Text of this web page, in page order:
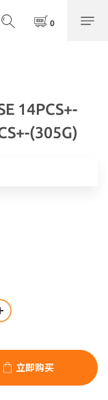
14PCS+-
(305G)
立即购买